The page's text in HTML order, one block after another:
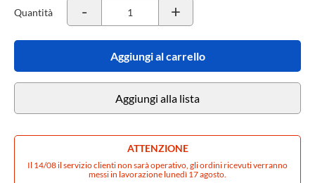
Quantità - +
Aggiungi al carrello
Aggiungi alla lista
ATTENZIONE
Il 14/08 il servizio clienti non sarà operativo, gli ordini ricevuti verranno
messi in lavorazione lunedì 17 agosto.